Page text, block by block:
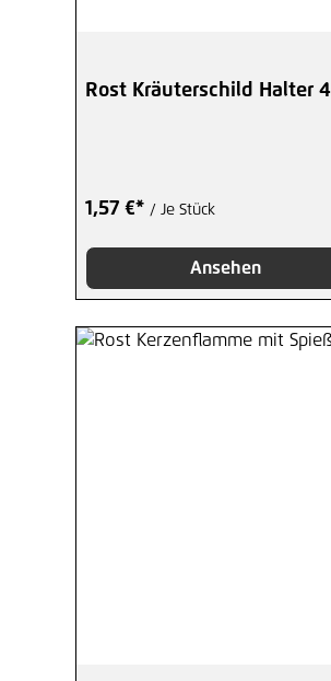
Rost Kräuterschild Halter
1,57 €* / Je Stück
Ansehen